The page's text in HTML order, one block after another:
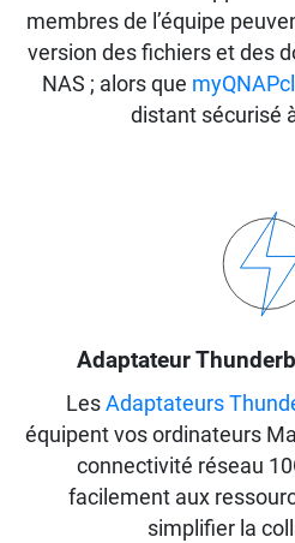
membres de l’équipe
version des fichiers et des
NAS ; alors que
distant sécurisé
Adaptateur
Les Adaptateurs
équipent vos ordinateurs
connectivité réseau
facilement aux
simplifier la